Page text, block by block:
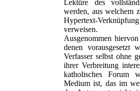
Lektüre des
werden, aus welchem
Hypertext-
verweisen.
Ausgenommen
denen vorausgesetzt
Verfasser selbst ohne
ihrer Verbreitung
katholisches Forum
Medium ist, das im